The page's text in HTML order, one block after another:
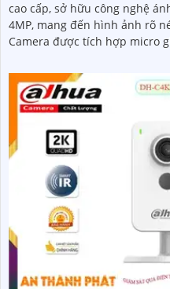
cao cấp, sở hữu công nghệ
4MP, mang đến hình ảnh rõ
Camera được tích hợp micro